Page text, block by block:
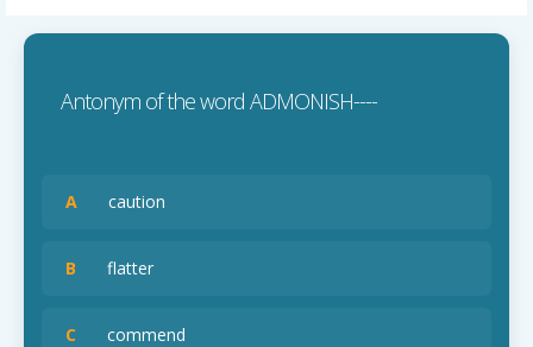
Antonym of the word ADMONISH----
A caution
B flatter
C commend